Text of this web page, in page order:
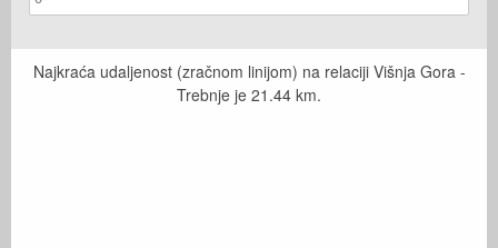
Najkraća udaljenost (zračnom linijom) na relaciji Višnja Gora -
Trebnje je 21.44 km.